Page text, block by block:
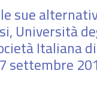
sue
Università
Italiana
settembre